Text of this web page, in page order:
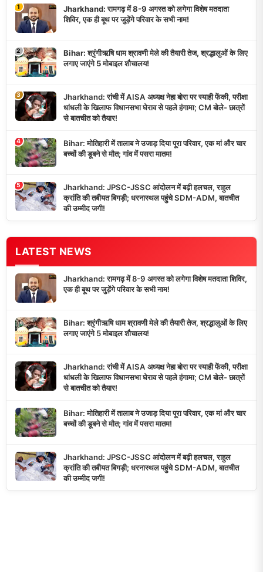
1
Jharkhand: रामगढ़ में 8-9 अगस्त को लगेगा विशेष मतदाता
शिविर, एक ही बूथ पर जुड़ेंगे परिवार के सभी नाम!
2
Bihar: श्रृंगीऋषि धाम श्रावणी मेले की तैयारी तेज, श्रद्धालुओं के लिए
लगाए जाएंगे 5 मोबाइल शौचालय!
3
Jharkhand: रांची में AISA अध्यक्ष नेहा बोरा पर स्याही फेंकी, परीक्षा
धांधली के खिलाफ विधानसभा घेराव से पहले हंगामा; CM बोले- छात्रों
से बातचीत को तैयार!
4
Bihar: मोतिहारी में तालाब ने उजाड़ दिया पूरा परिवार, एक मां और चार
बच्चों की डूबने से मौत; गांव में पसरा मातम!
5
Jharkhand: JPSC-JSSC आंदोलन में बढ़ी हलचल, राहुल
क्रांति की तबीयत बिगड़ी; धरनास्थल पहुंचे SDM-ADM, बातचीत
की उम्मीद जगी!
LATEST NEWS
Jharkhand: रामगढ़ में 8-9 अगस्त को लगेगा विशेष मतदाता शिविर,
एक ही बूथ पर जुड़ेंगे परिवार के सभी नाम!
Bihar: श्रृंगीऋषि धाम श्रावणी मेले की तैयारी तेज, श्रद्धालुओं के लिए
लगाए जाएंगे 5 मोबाइल शौचालय!
Jharkhand: रांची में AISA अध्यक्ष नेहा बोरा पर स्याही फेंकी, परीक्षा
धांधली के खिलाफ विधानसभा घेराव से पहले हंगामा; CM बोले- छात्रों
से बातचीत को तैयार!
Bihar: मोतिहारी में तालाब ने उजाड़ दिया पूरा परिवार, एक मां और चार
बच्चों की डूबने से मौत; गांव में पसरा मातम!
Jharkhand: JPSC-JSSC आंदोलन में बढ़ी हलचल, राहुल
क्रांति की तबीयत बिगड़ी; धरनास्थल पहुंचे SDM-ADM, बातचीत
की उम्मीद जगी!